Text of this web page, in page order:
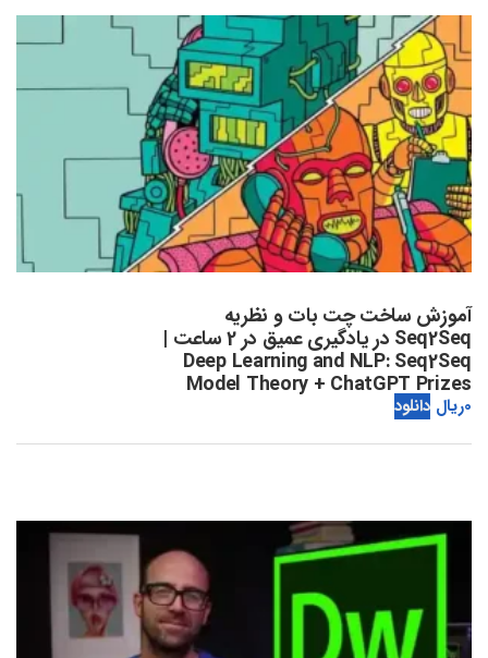
آموزش ساخت چت بات و نظریه
Seq2Seq در یادگیری عمیق در 2 ساعت |
Deep Learning and NLP: Seq2Seq
Model Theory + ChatGPT Prizes
0ریال دانلود